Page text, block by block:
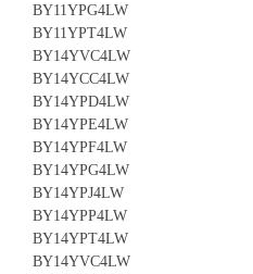
BY11YPG4LW
BY11YPT4LW
BY14YVC4LW
BY14YCC4LW
BY14YPD4LW
BY14YPE4LW
BY14YPF4LW
BY14YPG4LW
BY14YPJ4LW
BY14YPP4LW
BY14YPT4LW
BY14YVC4LW